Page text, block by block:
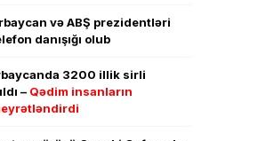
və ABŞ prezidentləri
danışığı olub
3200 illik sirli
– Qədim insanların